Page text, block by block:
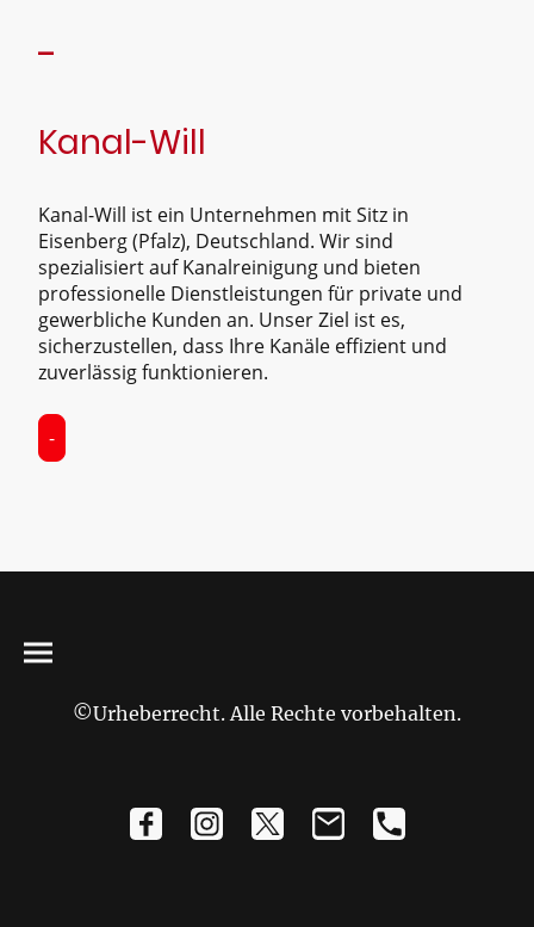
-
Kanal-Will
Kanal-Will ist ein Unternehmen mit Sitz in
Eisenberg (Pfalz), Deutschland. Wir sind
spezialisiert auf Kanalreinigung und bieten
professionelle Dienstleistungen für private und
gewerbliche Kunden an. Unser Ziel ist es,
sicherzustellen, dass Ihre Kanäle effizient und
zuverlässig funktionieren.
-
©Urheberrecht. Alle Rechte vorbehalten.